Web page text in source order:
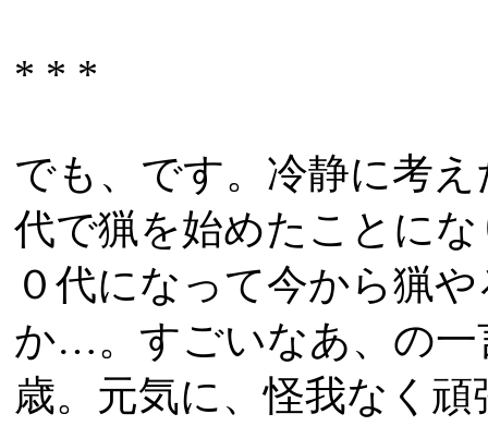
* * *
でも、です。冷静に考
代で猟を始めたことに
０代になって今から猟
か…。すごいなあ、の一
歳。元気に、怪我なく